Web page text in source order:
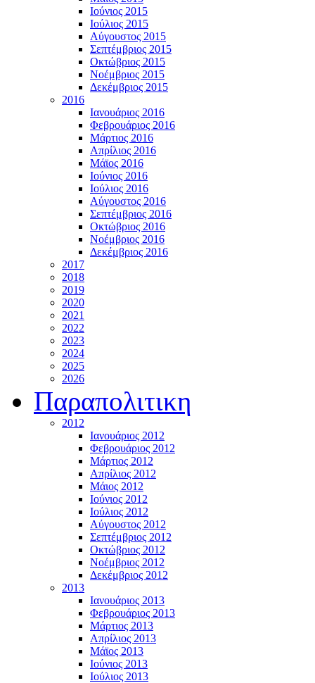
Ιούνιος 2015
Ιούλιος 2015
Αύγουστος 2015
Σεπτέμβριος 2015
Οκτώβριος 2015
Νοέμβριος 2015
Δεκέμβριος 2015
2016
Ιανουάριος 2016
Φεβρουάριος 2016
Μάρτιος 2016
Απρίλιος 2016
Μάϊος 2016
Ιούνιος 2016
Ιούλιος 2016
Αύγουστος 2016
Σεπτέμβριος 2016
Οκτώβριος 2016
Νοέμβριος 2016
Δεκέμβριος 2016
2017
2018
2019
2020
2021
2022
2023
2024
2025
2026
Παραπολιτικη
2012
Ιανουάριος 2012
Φεβρουάριος 2012
Μάρτιος 2012
Απρίλιος 2012
Μάιος 2012
Ιούνιος 2012
Ιούλιος 2012
Αύγουστος 2012
Σεπτέμβριος 2012
Οκτώβριος 2012
Νοέμβριος 2012
Δεκέμβριος 2012
2013
Ιανουάριος 2013
Φεβρουάριος 2013
Μάρτιος 2013
Απρίλιος 2013
Μάϊος 2013
Ιούνιος 2013
Ιούλιος 2013